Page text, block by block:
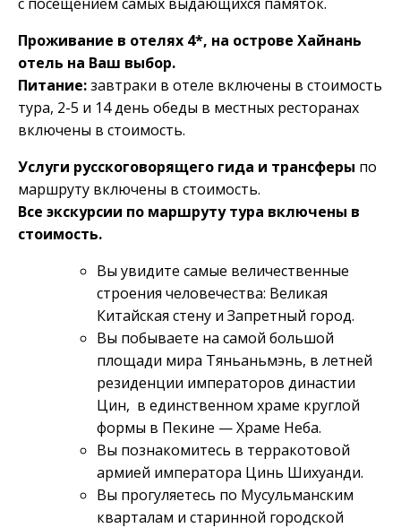
Проживание в отелях 4*, на острове Хайнань
отель на Ваш выбор.
Питание:завтраки в отеле включены в стоимость
тура, 2-5 и 14 день обеды в местных ресторанах
включены в стоимость.
Услуги русскоговорящего гида и трансферы по
маршруту включены в стоимость.
Все экскурсии по маршруту тура включены в
стоимость.
Вы увидите самые величественные
строения человечества: Великая
Китайская стену и Запретный город.
Вы побываете на самой большой
площади мира Тяньаньмэнь, в летней
резиденции императоров династии
Цин, в единственном храме круглой
формы в Пекине — Храме Неба.
Вы познакомитесь в терракотовой
армией императора Цинь Шихуанди.
Вы прогуляетесь по Мусульманским
кварталам и старинной городской